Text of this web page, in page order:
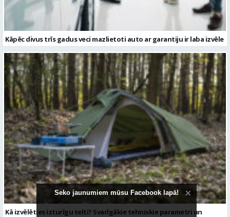
Kāpēc divus trīs gadus veci mazlietoti auto ar garantiju ir laba izvēle
Kā izvēlēties izturīgu telti? Svarīgākie tehniskie parametri un
Seko jaunumiem mūsu Facebook lapā!